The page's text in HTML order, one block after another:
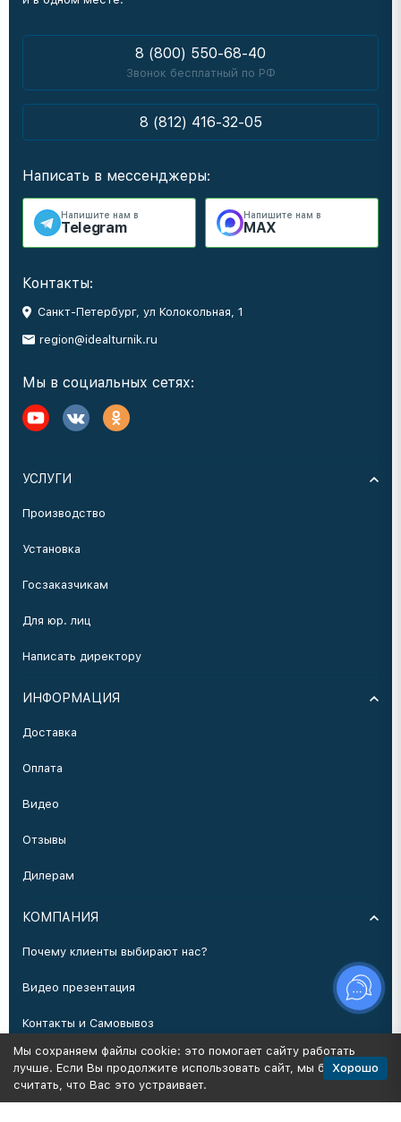
8 (800) 550-68-40
Звонок бесплатный по РФ
8 (812) 416-32-05
Написать в мессенджеры:
Напишите нам в
Telegram
Напишите нам в
MAX
Контакты:
Санкт-Петербург, ул Колокольная, 1
region@idealturnik.ru
Мы в социальных сетях:
УСЛУГИ
Производство
Установка
Госзаказчикам
Для юр. лиц
Написать директору
ИНФОРМАЦИЯ
Доставка
Оплата
Видео
Отзывы
Дилерам
КОМПАНИЯ
Почему клиенты выбирают нас?
Видео презентация
Контакты и Самовывоз
Производство
Мы сохраняем файлы cookie: это помогает сайту работать
лучше. Если Вы продолжите использовать сайт, мы будем
считать, что Вас это устраивает.
Хорошо